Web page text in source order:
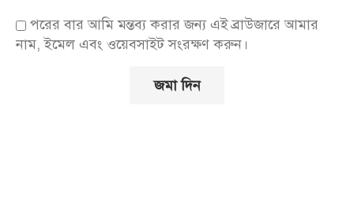
পরের বার আমি মন্তব্য করার জন্য এই ব্রাউজারে আমার
নাম, ইমেল এবং ওয়েবসাইট সংরক্ষণ করুন।